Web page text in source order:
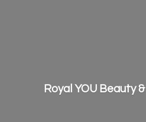
Royal YOU Beauty &